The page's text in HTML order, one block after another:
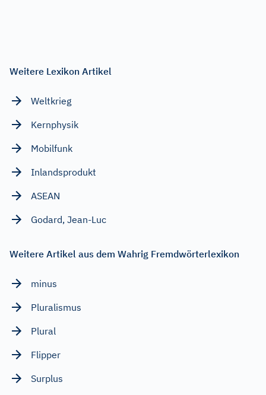
Weitere Lexikon Artikel
Weltkrieg
Kernphysik
Mobilfunk
Inlandsprodukt
ASEAN
Godard, Jean-Luc
Weitere Artikel aus dem Wahrig Fremdwörterlexikon
minus
Pluralismus
Plural
Flipper
Surplus